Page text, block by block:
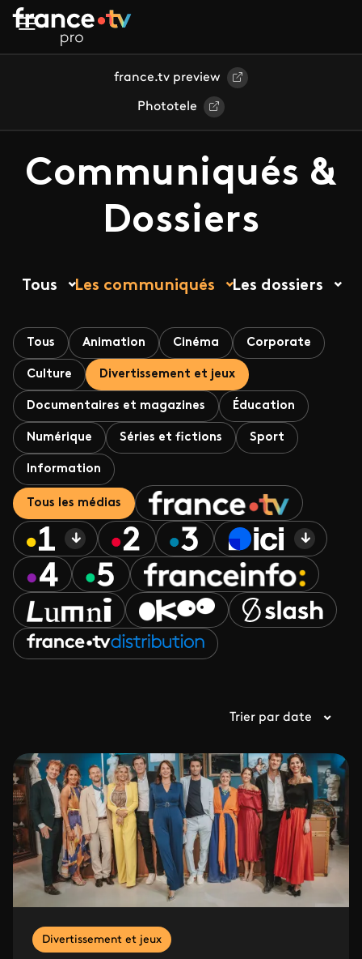
Aller au contenu principal
france.tv preview
Phototele
Communiqués &
Dossiers
Tous Les communiqués Les dossiers
Tous Animation Cinéma Corporate
Culture Divertissement et jeux
Documentaires et magazines Éducation
Numérique Séries et fictions Sport
Information
Tous les médias
Trier par date
Divertissement et jeux